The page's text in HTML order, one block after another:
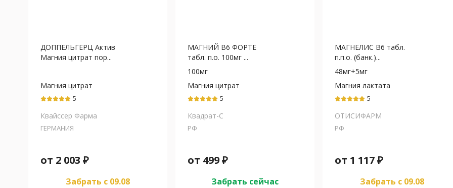
ДОППЕЛЬГЕРЦ Актив
Магния цитрат пор...
Магния цитрат
5
Квайссер Фарма
ГЕРМАНИЯ
от 2 003 ₽
Забрать c 09.08
МАГНИЙ В6 ФОРТЕ
табл. п.о. 100мг ...
100мг
Магния цитрат
5
Квадрат-С
РФ
от 499₽
Забрать сейчас
МАГНЕЛИС В6 табл.
п.п.о. (банк.)...
48мг+5мг
Магния лактата
дигидрат 5
ОТИСИФАРМ
РФ
от 1 117₽
Забрать c 09.08